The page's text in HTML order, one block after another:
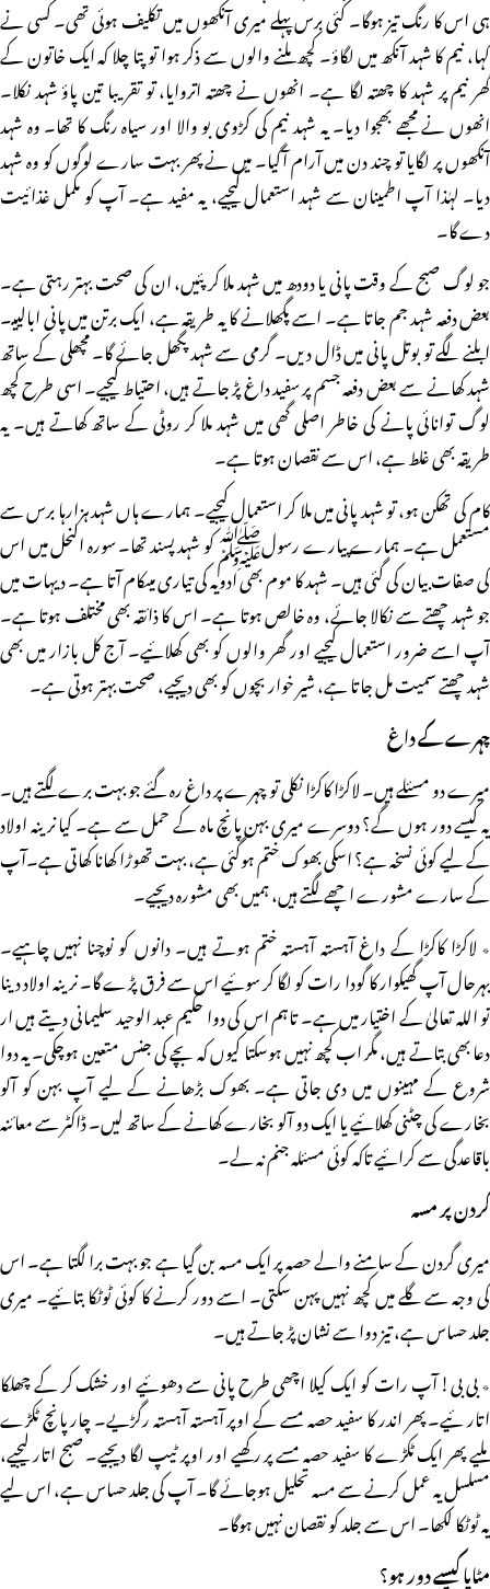
ہی اس کا رنگ تیز ہوگا۔ کئی برس پہلے میری آنکھوں میں تکلیف ہوئی تھی۔ کسی نے
کہا، نیم کا شہد آنکھ میں لگاؤ۔ کچھ ملنے والوں سے ذکر ہوا تو پتا چلا کہ ایک خاتون کے
گھر نیم پر شہد کا چھتہ لگا ہے۔ انھوں نے چھتہ اتروایا، تو تقریبا تین پاؤ شہد نکلا۔
انھوں نے مجھے بھجوا دیا۔ یہ شہد نیم کی کڑوی بو والا اور سیاہ رنگ کا تھا۔ وہ شہد
آنکھوں پر لگایا تو چند دن میں آرام آگیا۔ میں نے پھر بہت سارے لوگوں کو وہ شہد
دیا۔ـ لہٰذا آپ اطمینان سے شہد استعمال کیجیے، یہ مفید ہے۔ آپ کو مکمل غذائیت
دے گا۔
جو لوگ صبح کے وقت پانی یا دودھ میں شہد ملا کر پئیں، ان کی صحت بہتر رہتی ہے۔
بعض دفعہ شہد جم جاتا ہے۔ اسے پگھلانے کا یہ طریقہ ہے، ایک برتن میں پانی ابالییـ۔
ابلنے لگے تو بوتل پانی میں ڈال دیں۔ گرمی سے شہد پگھل جائے گا۔ مچھلی کے ساتھ
شہد کھانے سے بعض دفعہ جسم پر سفید داغ پڑ جاتے ہیں، احتیاط کیجیے۔ اسی طرح کچھ
لوگ توانائی پانے کی خاطر اصلی گھی میں شہد ملا کر روٹی کے ساتھ کھاتے ہیں۔ یہ
طریقہ بھی غلط ہے، اس سے نقصان ہوتا ہے۔
کام کی تھکن ہو، تو شہد پانی میں ملا کر استعمال کیجیے۔ ہمارے ہاں شہد ہزارہا برس سے
مستعمل ہے۔ ہمارے پیارے رسولﷺ کو شہد پسند تھا۔ سورہ النحل میں اس
کی صفات بیان کی گئی ہیں۔ شہد کا موم بھی ادویہ کی تیاری میںکام آتا ہے۔ دیہات میں
جو شہد چھتے سے نکالا جائے، وہ خالص ہوتا ہے۔ اس کا ذائقہ بھی مختلف ہوتا ہے۔
آپ اسے ضرور استعمال کیجیے اور گھر والوں کو بھی کھلائیے۔ آج کل بازار میں بھی
شہد چھتے سمیت مل جاتا ہے، شیر خوار بچوں کو بھی دیجیے، صحت بہتر ہوتی ہے۔
چہرے کے داغ
میرے دو مسئلے ہیں۔ لاکڑا کاکڑا نکلی تو چہرے پر داغ رہ گئے جو بہت برے لگتے ہیں۔
یہ کیسے دور ہوں گے؟ دوسرے میری بہن پانچ ماہ کے حمل سے ہے۔ کیا نرینہ اولاد
کے لیے کوئی نسخہ ہے؟ اسکی بھوک ختم ہوگئی ہے، بہت تھوڑا کھانا کھاتی ہے۔آپ
کے سارے مشورے اچھے لگتے ہیں، ہمیں بھی مشورہ دیجیے۔
٭ لاکڑا کاکڑا کے داغ آہستہ آہستہ ختم ہوتے ہیں۔ دانوں کو نوچنا نہیں چاہیے۔
بہرحال آپ گھیکوار کا گودا رات کو لگا کر سوئیے اس سے فرق پڑے گا۔ نرینہ اولاد دینا
تو اللہ تعالیٰ کے اختیار میں ہے۔ تاہم اس کی دوا حکیم عبد الوحید سلیمانی دیتے ہیں ار
دعا بھی بتاتے ہیں، مگر اب کچھ نہیں ہوسکتا کیوں کہ بچے کی جنس متعین ہوچکی۔ یہ دوا
شروع کے مہینوں میں دی جاتی ہے۔ بھوک بڑھانے کے لیے آپ بہن کو آلو
بخارے کی چٹنی کھلائیے یا ایک دو آلو بخارے کھانے کے ساتھ لیں۔ ڈاکٹر سے معائنہ
باقاعدگی سے کرائیے تاکہ کوئی مسئلہ جنم نہ لے۔
گردن پر مسہ
میری گردن کے سامنے والے حصہ پر ایک مسہ بن گیا ہے جو بہت برا لگتا ہے۔ اس
کی وجہ سے گلے میں کچھ نہیں پہن سکتی۔ اسے دور کرنے کا کوئی ٹوٹکا بتائیے۔ میری
جلد حساس ہے، تیز دوا سے نشان پڑ جاتے ہیں۔
٭ بی بی! آپ رات کو ایک کیلا اچھی طرح پانی سے دھوئیے اور خشک کر کے چھلکا
اتار ئیے۔ پھر اندر کا سفید حصہ مسے کے اوپر آہستہ آہستہ رگڑیے۔ چار پانچ ٹکڑے
ملیے پھر ایک ٹکڑے کا سفید حصہ مسے پر رکھیے اور اوپر ٹیپ لگا دیجیے۔ صبح اتار لیجیے،
مسلسل یہ عمل کرنے سے مسہ تحلیل ہوجائے گا۔ آپ کی جلد حساس ہے، اس لیے
یہ ٹوٹکا لکھا۔ اس سے جلد کو نقصان نہیں ہوگا۔
مٹاپا کیسے دور ہو؟